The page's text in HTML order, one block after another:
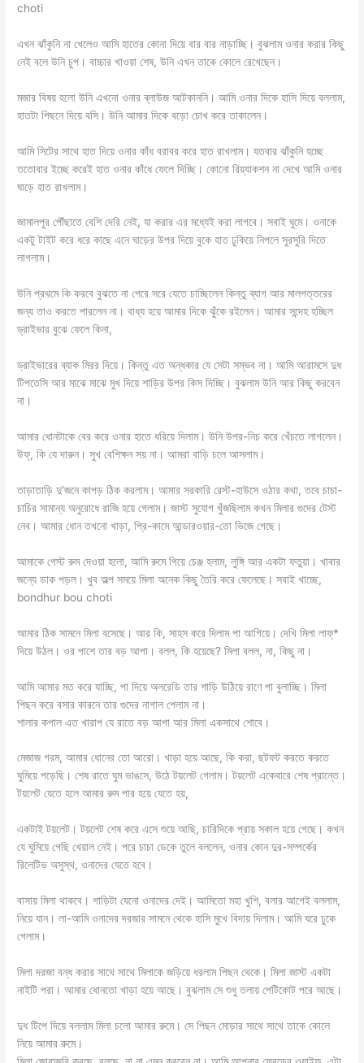
choti
এখন ঝাঁকুনি না খেলেও আমি হাতের কোনা দিয়ে বার বার নাড়াচ্ছি। বুঝলাম ওনার করার কিছু
নেই বলে উনি চুপ। বাচ্চার খাওয়া শেষ, উনি এখন তাকে কোলে রেখেছেন।
মজার বিষয় হলো উনি এখনো ওনার ব্লাউজ আটকাননি। আমি ওনার দিকে হাসি দিয়ে বললাম,
হাতটা পিছনে দিয়ে বসি। উনি আমার দিকে বড়ো চোখ করে তাকালেন।
আমি সিটের সাথে হাত দিয়ে ওনার কাঁধ বরাবর করে হাত রাখলাম। যতবার ঝাঁকুনি হচ্ছে
ততোবার ইচ্ছে করেই হাত ওনার কাঁধে ফেলে দিচ্ছি। কোনো রিয়্যাকশন না দেখে আমি ওনার
ঘাড়ে হাত রাখলাম।
জামালপুর পৌঁছাতে বেশি দেরি নেই, যা করার এর মধ্যেই করা লাগবে। সবাই ঘুমে। ওনাকে
একটু টাইট করে ধরে কাছে এনে ঘাড়ের উপর দিয়ে বুকে হাত ঢুকিয়ে নিপলে সুরসুরি দিতে
লাগলাম।
উনি প্রথমে কি করবে বুঝতে না পেরে সরে যেতে চাচ্ছিলেন কিন্তু ব্যাগ আর মালপত্তরের
জন্য তাও করতে পারলেন না। বাধ্য হয়ে আমার দিকে ঝুঁকে রইলেন। আমার সন্দেহ হচ্ছিল
ড্রাইভার বুঝে ফেলে কিনা,
ড্রাইভারের ব্যাক মিরর দিয়ে। কিন্তু এত অন্ধকার যে সেটা সম্ভব না। আমি আরামসে দুধ
টিপতেসি আর মাঝে মাঝে মুখ দিয়ে শাড়ির উপর কিস দিচ্ছি। বুঝলাম উনি আর কিছু করবেন
না।
আমার ধোনটাকে বের করে ওনার হাতে ধরিয়ে দিলাম। উনি উপর-নিচ করে খেঁচতে লাগলেন।
উফ্, কি যে দারুন। সুখ বেশিক্ষন সয় না। আমরা বাড়ি চলে আসলাম।
তাড়াতাড়ি দু’জনে কাপড় ঠিক করলাম। আমার সরকারি রেস্ট-হাউসে ওঠার কথা, তবে চাচা-
চাচির সামান্য অনুরোধে রাজি হয়ে গেলাম। জাস্ট সুযোগ খুঁজছিলাম কখন মিলার গুদের টেস্ট
নেব। আমার ধোন তখনো খাড়া, প্রি-কামে আন্ডারওয়ার-তো ভিজে গেছে।
আমাকে গেস্ট রুম দেওয়া হলো, আমি রুমে গিয়ে চেঞ্জ হলাম, লুঙ্গি আর একটা ফতুয়া। খাবার
জন্যে ডাক পড়ল। খুব অল্প সময়ে মিলা অনেক কিছু তৈরি করে ফেলেছে। সবাই খাচ্ছে,
bondhur bou choti
আমার ঠিক সামনে মিলা বসেছে। আর কি, সাহস করে দিলাম পা আগিয়ে। দেখি মিলা লাফ্*
দিয়ে উঠল। ওর পাশে তার বড় আপা। বলল, কি হয়েছে? মিলা বলল, না, কিছু না।
আমি আমার মত করে যাচ্ছি, পা দিয়ে অলরেডি তার শাড়ি উঠিয়ে রাণে পা বুলাচ্ছি। মিলা
পিছন করে বসার কারনে তার গুদের নাগাল পেলাম না।
শালার কপাল এত খারাপ যে রাতে বড় আপা আর মিলা একসাথে শোবে।
মেজাজ গরম, আমার ধোনের তো আরো। খাড়া হয়ে আছে, কি করা, ছটফট করতে করতে
ঘুমিয়ে পড়েছি। শেষ রাতে ঘুম ভাঙসে, উঠে টয়লেট গেলাম। টয়লেট একেবারে শেষ প্রান্তে।
টয়লেট যেতে হলে আমার রুম পার হয়ে যেতে হয়,
একটাই টয়লেট। টয়লেট শেষ করে এসে শুয়ে আছি, চারিদিকে প্রায় সকাল হয়ে গেছে। কখন
যে ঘুমিয়ে গেছি খেয়াল নেই। পরে চাচা ডেকে তুলে বললেন, ওনার কোন দুর-সম্পর্কের
রিলেটিভ অসুস্থ, ওনাদের যেতে হবে।
বাসায় মিলা থাকবে। গাড়িটা যেনো ওনাদের দেই। আমিতো মহা খুশি, বলার আগেই বললাম,
নিয়ে যান। লা-আমি ওনাদের দরজার সামনে থেকে হাসি মুখে বিদায় দিলাম। আমি ঘরে ঢুকে
গেলাম।
মিলা দরজা বন্ধ করার সাথে সাথে মিলাকে জড়িয়ে ধরলাম পিছন থেকে। মিলা জাস্ট একটা
নাইটি পরা। আমার ধোনতো খাড়া হয়ে আছে। বুঝলাম সে শুধু তলায় পেটিকোট পরে আছে।
দুধ টিপে দিয়ে বললাম মিলা চলো আমার রুমে। সে পিছন মোড়ার সাথে সাথে তাকে কোলে
নিয়ে আমার রুমে।